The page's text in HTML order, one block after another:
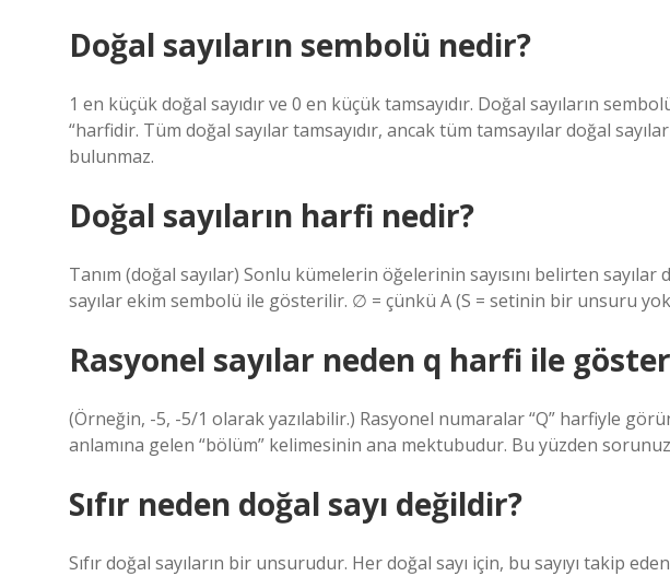
Doğal sayıların sembolü nedir?
1 en küçük doğal sayıdır ve 0 en küçük tamsayıdır. Doğal sayıların
“harfidir. Tüm doğal sayılar tamsayıdır, ancak tüm tamsayılar doğal
bulunmaz.
Doğal sayıların harfi nedir?
Tanım (doğal sayılar) Sonlu kümelerin öğelerinin sayısını belirten sayılar
sayılar ekim sembolü ile gösterilir. ∅ = çünkü A (S = setinin bir unsuru
Rasyonel sayılar neden q harfi ile
(Örneğin, -5, -5/1 olarak yazılabilir.) Rasyonel numaralar “Q” harfiyle
anlamına gelen “bölüm” kelimesinin ana mektubudur. Bu yüzden
Sıfır neden doğal sayı değildir?
Sıfır doğal sayıların bir unsurudur. Her doğal sayı için, bu sayıyı takip